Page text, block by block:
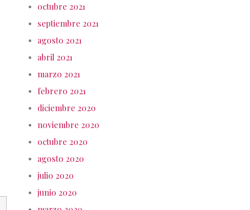
octubre 2021
septiembre 2021
agosto 2021
abril 2021
marzo 2021
febrero 2021
diciembre 2020
noviembre 2020
octubre 2020
agosto 2020
julio 2020
junio 2020